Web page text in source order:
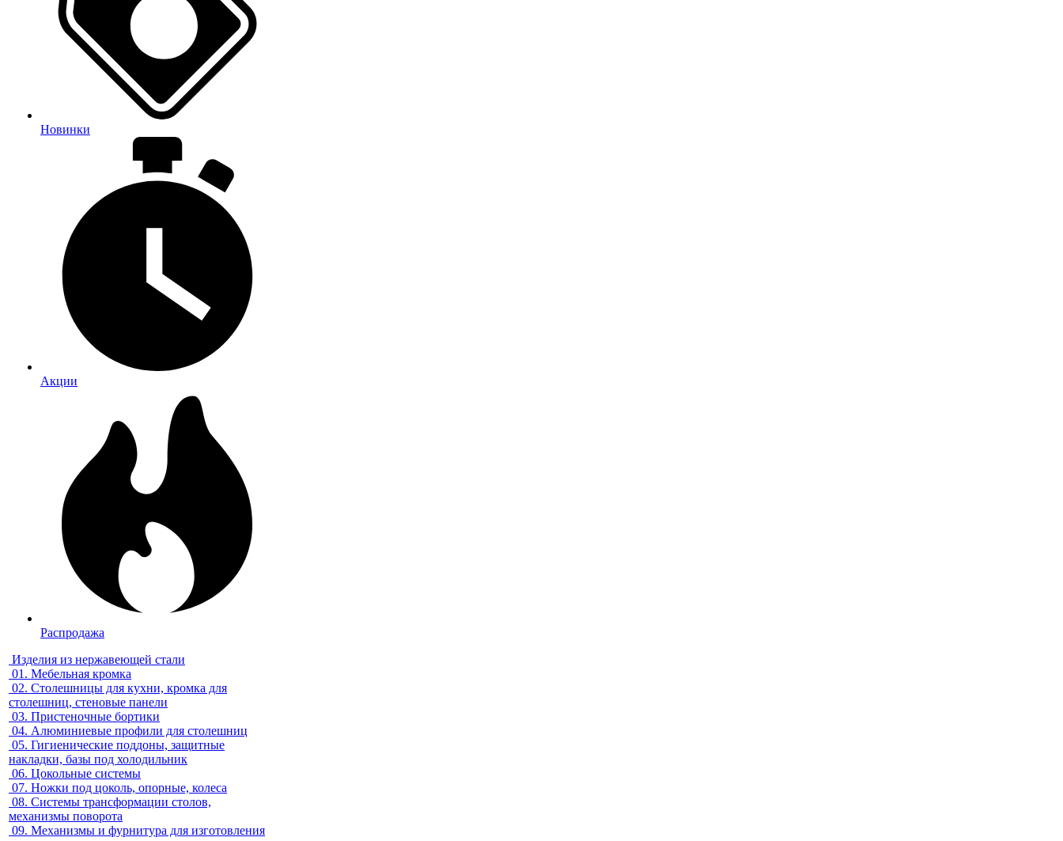
Новинки
Акции
Распродажа
Изделия из нержавеющей стали
01. Мебельная кромка
02. Столешницы для кухни, кромка для
столешниц, стеновые панели
03. Пристеночные бортики
04. Алюминиевые профили для столешниц
05. Гигиенические поддоны, защитные
накладки, базы под холодильник
06. Цокольные системы
07. Ножки под цоколь, опорные, колеса
08. Системы трансформации столов,
механизмы поворота
09. Механизмы и фурнитура для изготовления